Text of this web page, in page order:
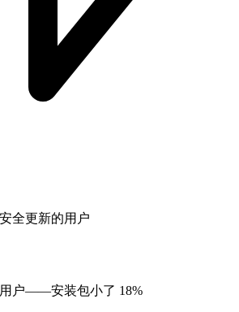
全更新的用户
户——安装包小了 18%